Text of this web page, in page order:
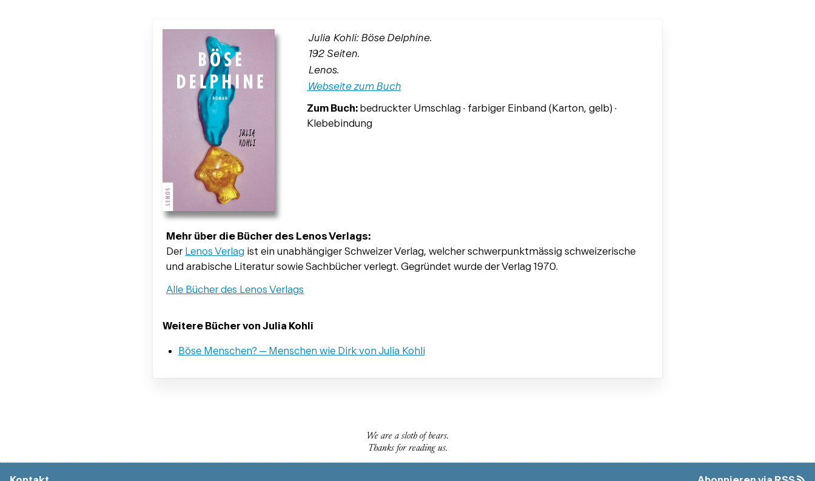
Julia Kohli: Böse Delphine.
192 Seiten.
Lenos.
Webseite zum Buch
Zum Buch: bedruckter Umschlag · farbiger Einband (Karton, gelb) ·
Klebebindung
Weitere Bücher von Julia Kohli
Böse Menschen? ─ Menschen wie Dirk von Julia Kohli
Mehr über die Bücher des Lenos Verlags:
Der Lenos Verlag ist ein unabhängiger Schweizer Verlag, welcher schwerpunktmässig schweizerische
und arabische Literatur sowie Sachbücher verlegt. Gegründet wurde der Verlag 1970.
Alle Bücher des Lenos Verlags
We are a sloth of bears.
Thanks for reading us.